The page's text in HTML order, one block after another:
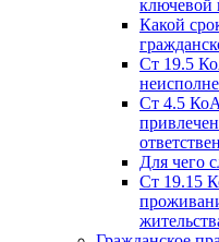
ключевой
Какой
Ст 19.5
Ст 4.5
Для чего
Ст 19.15